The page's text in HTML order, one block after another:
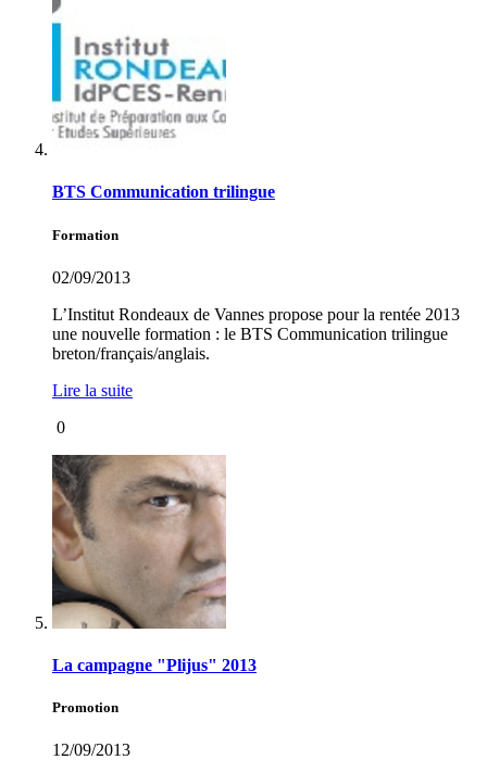
BTS Communication trilingue
Formation
02/09/2013
L’Institut Rondeaux de Vannes propose pour la rentée 2013
une nouvelle formation : le BTS Communication trilingue
breton/français/anglais.
Lire la suite
0
La campagne "Plijus" 2013
Promotion
12/09/2013